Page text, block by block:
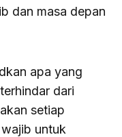
dan masa depan
apa yang
dari
setiap
untuk